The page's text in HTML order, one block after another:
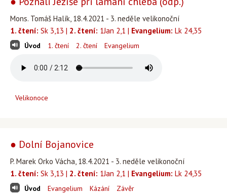
Mons. Tomáš Halík, 18.4.2021 - 3. neděle velikonoční
1. čtení: Sk 3,13 | 2. čtení: 1Jan 2,1 | Evangelium: Lk 24,35
Úvod 1. čtení 2. čtení Evangelium
Velikonoce
● Dolní Bojanovice
P. Marek Orko Vácha, 18.4.2021 - 3. neděle velikonoční
1. čtení: Sk 3,13 | 2. čtení: 1Jan 2,1 | Evangelium: Lk 24,35
Úvod Evangelium Kázání Závěr